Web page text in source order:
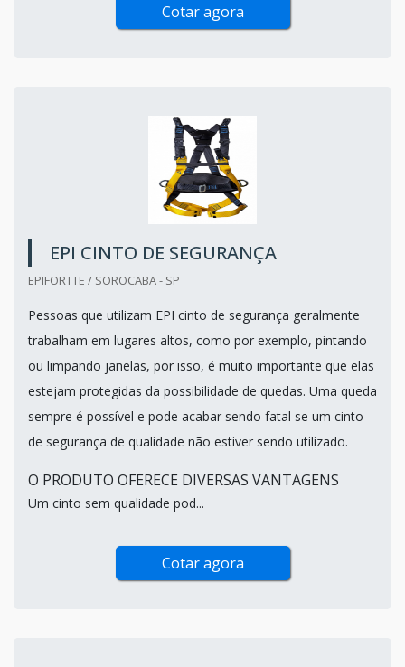
Cotar agora
EPI CINTO DE SEGURANÇA
EPIFORTTE / SOROCABA - SP
Pessoas que utilizam EPI cinto de segurança geralmente
trabalham em lugares altos, como por exemplo, pintando
ou limpando janelas, por isso, é muito importante que elas
estejam protegidas da possibilidade de quedas. Uma queda
sempre é possível e pode acabar sendo fatal se um cinto
de segurança de qualidade não estiver sendo utilizado.
O PRODUTO OFERECE DIVERSAS VANTAGENS
Um cinto sem qualidade pod...
Cotar agora